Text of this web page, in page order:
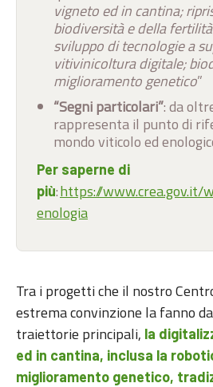
vigneto ed in cantina;
biodiversità e della
sviluppo di tecnologie a
vitivinicoltura digitale;
miglioramento genetico”
“Segni particolari”: da
rappresenta il punto di
mondo viticolo ed
Per saperne di
più:https://
enologia
Tra i progetti che il nostro
estrema convinzione la fanno
traiettorie principali, la
ed in cantina, inclusa la
miglioramento genetico,